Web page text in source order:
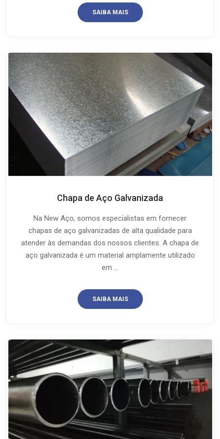
SAIBA MAIS
Chapa de Aço Galvanizada
Na New Aço, somos especialistas em fornecer
chapas de aço galvanizadas de alta qualidade para
atender às demandas dos nossos clientes. A chapa de
aço galvanizada é um material amplamente utilizado
em ...
SAIBA MAIS